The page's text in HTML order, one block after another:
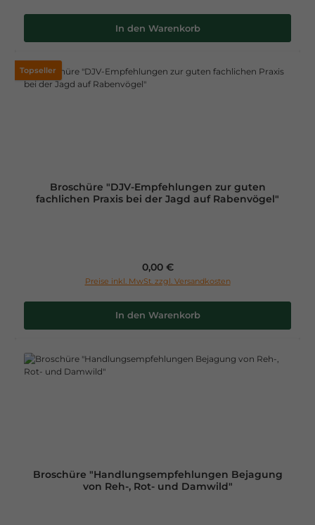
In den Warenkorb
Topseller
Broschüre "DJV-Empfehlungen zur guten
fachlichen Praxis bei der Jagd auf Rabenvögel"
Regulärer Preis:
0,00 €
Preise inkl. MwSt. zzgl. Versandkosten
In den Warenkorb
Broschüre "Handlungsempfehlungen Bejagung
von Reh-, Rot- und Damwild"